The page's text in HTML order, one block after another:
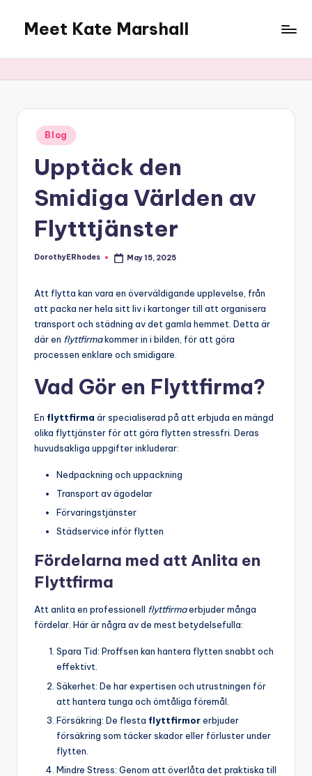
content
Meet Kate Marshall
to
full
spectrum
blog
Posted
in
Blog
Upptäck den
Smidiga Världen av
Flytttjänster
Posted
DorothyERhodes May 15, 2025
Att flytta kan vara en överväldigande upplevelse, från
att packa ner hela sitt liv i kartonger till att organisera
transport och städning av det gamla hemmet. Detta är
där en flyttfirmakommer in i bilden, för att göra
processen enklare och smidigare.
Vad Gör en Flyttfirma?
En flyttfirma är specialiserad på att erbjuda en mängd
olika flyttjänster för att göra flytten stressfri. Deras
huvudsakliga uppgifter inkluderar:
Nedpackning och uppackning
Transport av ägodelar
Förvaringstjänster
Städservice inför flytten
Fördelarna med att Anlita en
Flyttfirma
Att anlita en professionell flyttfirmaerbjuder många
fördelar. Här är några av de mest betydelsefulla:
Spara Tid: Proffsen kan hantera flytten snabbt och
effektivt.
Säkerhet: De har expertisen och utrustningen för
att hantera tunga och ömtåliga föremål.
Försäkring: De flesta flyttfirmorerbjuder
försäkring som täcker skador eller förluster under
flytten.
Mindre Stress: Genom att överlåta det praktiska till